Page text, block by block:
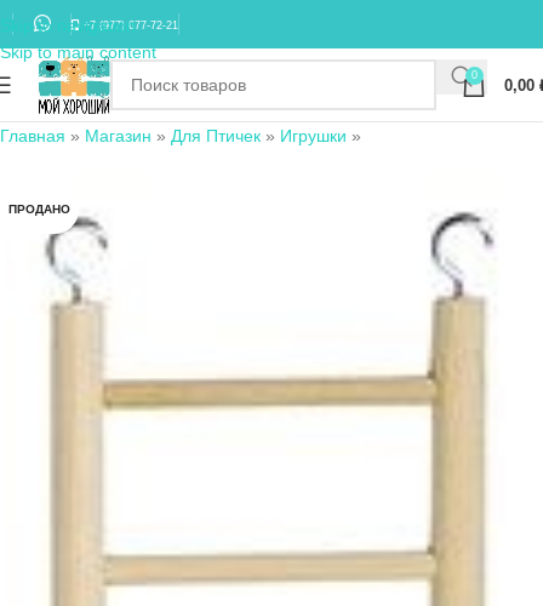
Skip to navigation
Skip to main content
+7 (977) 677-72-21
0
0,00
Главная » Магазин » Для Птичек » Игрушки »
ПРОДАНО